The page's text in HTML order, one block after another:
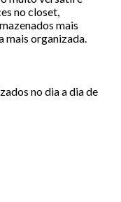
no closet,
mais
mais organizada.
no dia a dia de